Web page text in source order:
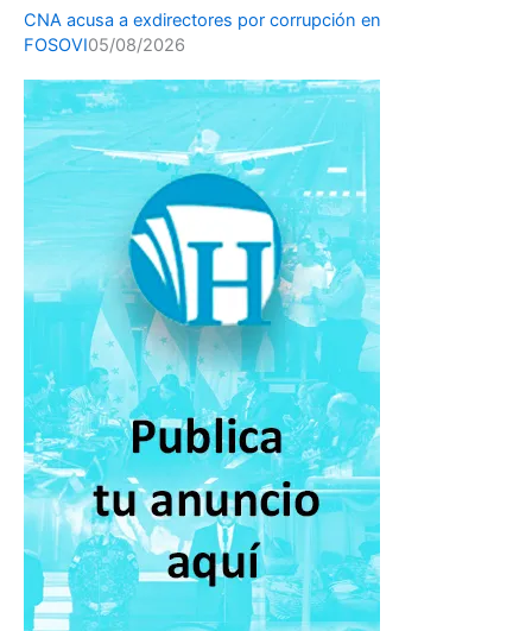
CNA acusa a exdirectores por corrupción en
FOSOVI05/08/2026